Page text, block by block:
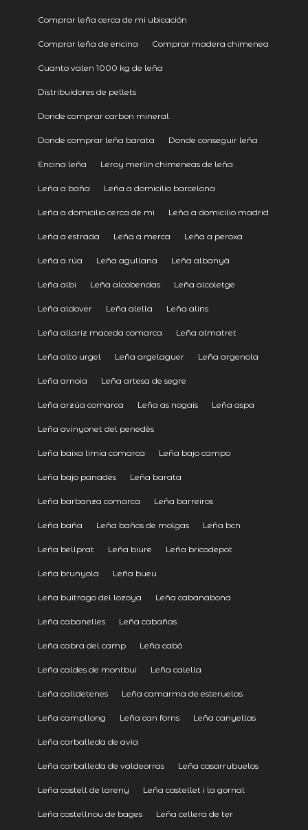
Comprar leña cerca de mi ubicación
Comprar leña de encina Comprar madera chimenea
Cuanto valen 1000 kg de leña
Distribuidores de pellets
Donde comprar carbon mineral
Donde comprar leña barata Donde conseguir leña
Encina leña Leroy merlin chimeneas de leña
Leña a baña Leña a domicilio barcelona
Leña a domicilio cerca de mi Leña a domicilio madrid
Leña a estrada Leña a merca Leña a peroxa
Leña a rúa Leña agullana Leña albanyà
Leña albi Leña alcobendas Leña alcoletge
Leña aldover Leña alella Leña alins
Leña allariz maceda comarca Leña almatret
Leña alto urgel Leña argelaguer Leña argenola
Leña arnoia Leña artesa de segre
Leña arzúa comarca Leña as nogais Leña aspa
Leña avinyonet del penedès
Leña baixa limia comarca Leña bajo campo
Leña bajo panadés Leña barata
Leña barbanza comarca Leña barreiros
Leña baña Leña baños de molgas Leña bcn
Leña bellprat Leña biure Leña bricodepot
Leña brunyola Leña bueu
Leña buitrago del lozoya Leña cabanabona
Leña cabanelles Leña cabañas
Leña cabra del camp Leña cabó
Leña caldes de montbui Leña calella
Leña calldetenes Leña camarma de esteruelas
Leña campllong Leña can forns Leña canyellas
Leña carballeda de avia
Leña carballeda de valdeorras Leña casarrubuelos
Leña castell de lareny Leña castellet i la gornal
Leña castellnou de bages Leña cellera de ter